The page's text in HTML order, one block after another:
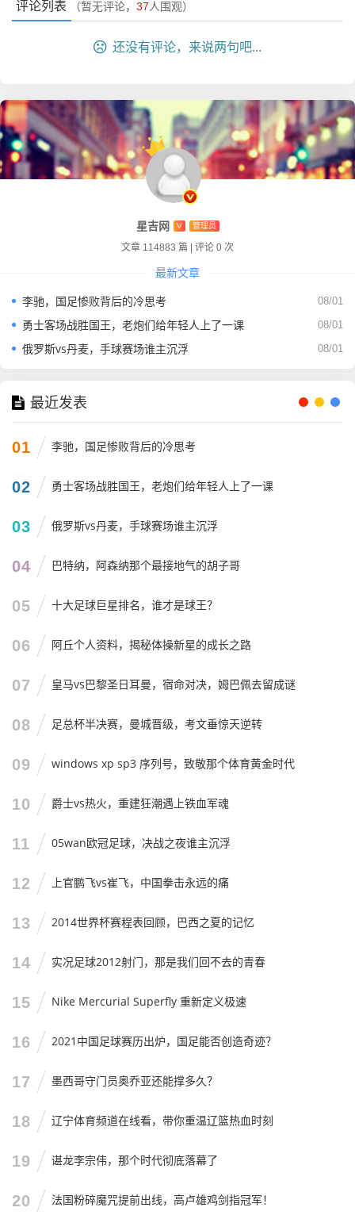
作为自媒体人，我得发表点个人观点，我觉得火箭队本赛季
最大的成功，不是赢了多少场球,而是乌度卡成功建立了防守
或者抢到篮板后，五个人一起跑反击的速度，这可不是球员
天生就会的，这是教练组在训练场上骂出来的，以前火箭队
的防守是“眼神防守”,现在是真扑上去。
阿门·汤普森和塔里·伊森这两个“恐怖双子星”在侧翼的扫荡，
简直太可怕了，我看上一场打湖人（假设的近期强敌对
话），只要是勒布朗詹姆斯突破，旁边永远有两只手在等
着，这种压迫感,让很多老牌强队都非常不适应。
问题也有，火箭队的经验还是太欠缺了，我看直播里经常出
现这种情况：好不容易追平比分，然后下一个回合发球五秒
违例，或者是一个无谓的进攻犯规，这种“上头”的毛病，是
年轻球队的通病,也是乌度卡最头疼的地方。
聊了这么多，最后咱们得面对那个终极问题：这赛季火箭队
真的能杀进季后赛吗？
我的观点是：非常有戏,但路得一步步走。
都在前面堵着，后面还有勇士、湖人这种虎视眈眈的老牌豪
包袱,每一场都是赚的。
火箭队的赛程虽然艰难，但也是试金石，如果能在这个阶段
啃下几块硬骨头，那种自信心是千金不换的，我看最近几场
直播，球员们那种“我们也能赢强队”的眼神是藏不住的。
的是看到这支球队有“想赢”的欲望，就像咱们开头说的，大
家费劲巴拉找“nba火箭免费直播”,图的不就是看这帮年轻人成
长吗？
如果这赛季能进附加赛，那就是巨大的成功，如果能更进一
只要这种拼劲儿还在，下赛季补强一下老将,绝对有搞头。
今晚，让我们为青春买单
兄弟们，不管你手里有没有会员，也不管你是用手机投屏
看，还是像老李一样在面馆里看,今晚的比赛都别错过。
在内线戏耍大个子，看着格林在天上飞，看着伊森像泥鳅一
这就是体育的魅力，也是直播的意义，哪怕画质不那么清
晰，哪怕解说有点吵，但当那颗橘红色的球空心入网的声音
响起时，咱们喊出的那一声“好球”,是最真实的。
好了，不啰嗦了，链接找好了吗？比赛马上开始，咱们直播
评论列表 （暂无评论， 37人围观）
还没有评论，来说两句吧...
星吉网 V 管理员
文章 114883 篇 | 评论 0 次
最新文章
08/01
李驰，国足惨败背后的冷思考
08/01
勇士客场战胜国王，老炮们给年轻人上了一课
08/01
俄罗斯vs丹麦，手球赛场谁主沉浮
最近发表
01 李驰，国足惨败背后的冷思考
02 勇士客场战胜国王，老炮们给年轻人上了一课
03 俄罗斯vs丹麦，手球赛场谁主沉浮
04 巴特纳，阿森纳那个最接地气的胡子哥
05 十大足球巨星排名，谁才是球王？
06 阿丘个人资料，揭秘体操新星的成长之路
07 皇马vs巴黎圣日耳曼，宿命对决，姆巴佩去留成谜
08 足总杯半决赛，曼城晋级，考文垂惊天逆转
09 windows xp sp3 序列号，致敬那个体育黄金时代
10 爵士vs热火，重建狂潮遇上铁血军魂
11 05wan欧冠足球，决战之夜谁主沉浮
12 上官鹏飞vs崔飞，中国拳击永远的痛
13 2014世界杯赛程表回顾，巴西之夏的记忆
14 实况足球2012射门，那是我们回不去的青春
15 Nike Mercurial Superfly 重新定义极速
16 2021中国足球赛历出炉，国足能否创造奇迹？
17 墨西哥守门员奥乔亚还能撑多久？
18 辽宁体育频道在线看，带你重温辽篮热血时刻
19 谌龙李宗伟，那个时代彻底落幕了
20 法国粉碎魔咒提前出线，高卢雄鸡剑指冠军！